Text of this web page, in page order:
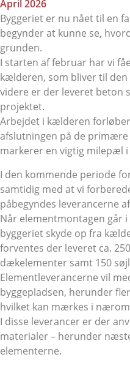
April 2026
Byggeriet er nu nået til en
begynder at kunne se,
grunden.
I starten af februar har vi
kælderen, som bliver til
videre er der leveret beton
projektet.
Arbejdet i kælderen
afslutningen på de
markerer en vigtig milepæl
I den kommende periode
samtidig med at vi
påbegyndes leverancerne
Når elementmontagen går
byggeriet skyde op fra
forventes der leveret ca.
dækelementer samt 150
Elementleverancerne vil
byggepladsen, herunder
hvilket kan mærkes i
I disse leverancer er der
materialer – herunder
elementerne.